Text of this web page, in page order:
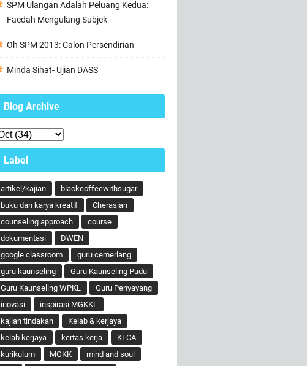
SPM Ulangan Adalah Peluang Kedua:
Faedah Mengulang Subjek
Oh SPM 2013: Calon Persendirian
Minda Sihat- Ujian DASS
Blog Archive
Label
artikel/kajian
blackcoffeewithsugar
buku dan karya kreatif
Cherasian
counseling approach
course
dokumentasi
DWEN
google classroom
guru cemerlang
guru kaunseling
Guru Kaunseling Pudu
Guru Kaunseling WPKL
Guru Penyayang
inovasi
inspirasi MGKKL
kajian tindakan
Kelab & kerjaya
kelab kerjaya
kertas kerja
KLCA
kurikulum
MGKK
mind and soul